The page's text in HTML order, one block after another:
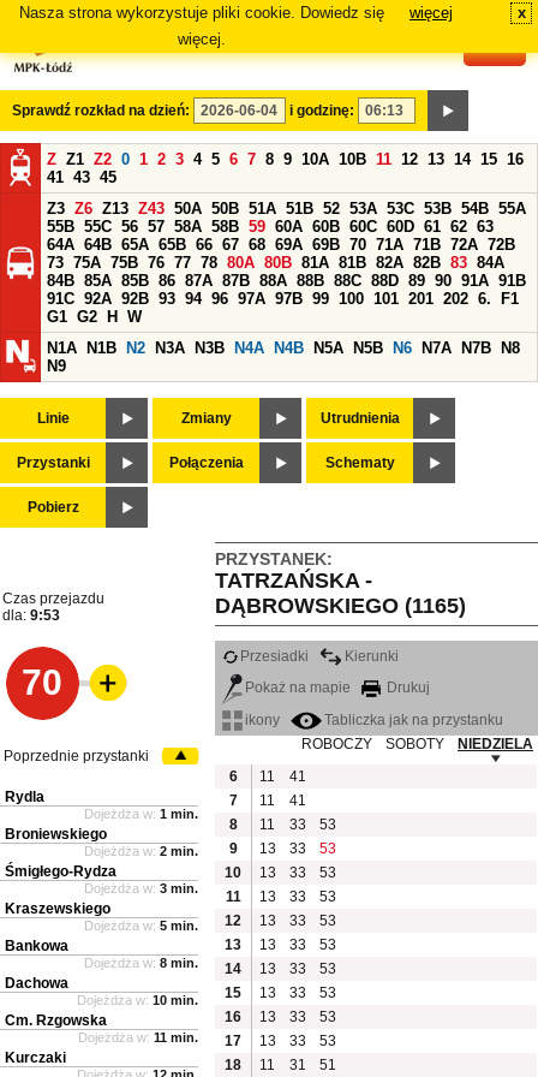
Nasza strona wykorzystuje pliki cookie. Dowiedz się
więcej.
więcej x
Sprawdź rozkład na dzień: i godzinę:
Z Z1 Z2 0 1 2 3 4 5 6 7 8 9 10A 10B 11 12 13 14 15 16
41 43 45
Z3 Z6 Z13 Z43 50A 50B 51A 51B 52 53A 53C 53B 54B 55A
55B 55C 56 57 58A 58B 59 60A 60B 60C 60D 61 62 63
64A 64B 65A 65B 66 67 68 69A 69B 70 71A 71B 72A 72B
73 75A 75B 76 77 78 80A 80B 81A 81B 82A 82B 83 84A
84B 85A 85B 86 87A 87B 88A 88B 88C 88D 89 90 91A 91B
91C 92A 92B 93 94 96 97A 97B 99 100 101 201 202 6.
F1
G1 G2 H
W
N1A
N1B N2 N3A N3B N4A N4B N5A N5B N6 N7A N7B
N8
N9
Linie Zmiany Utrudnienia
Przystanki Połączenia Schematy
Pobierz
PRZYSTANEK:
TATRZAŃSKA -
DĄBROWSKIEGO (1165)
Czas przejazdu
dla: 9:53
70
Przesiadki
Kierunki
Pokaż na mapie
Drukuj
ikony
Tabliczka jak na przystanku
ROBOCZY
SOBOTY
NIEDZIELA
6
11
41
7
11
41
8
11 33
53
9
13 33
53
10
13 33
53
11
13 33
53
12
13 33
53
13
13 33
53
14
13 33
53
15
13 33
53
16
13 33
53
17
13 33
53
18
11 31 51
Poprzednie przystanki
Rydla
Dojeżdża w: 1 min.
Broniewskiego
Dojeżdża w: 2 min.
Śmigłego-Rydza
Dojeżdża w: 3 min.
Kraszewskiego
Dojeżdża w: 5 min.
Bankowa
Dojeżdża w: 8 min.
Dachowa
Dojeżdża w: 10 min.
Cm. Rzgowska
Dojeżdża w: 11 min.
Kurczaki